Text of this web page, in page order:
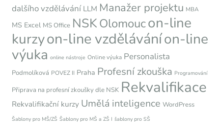
dalšího vzdělávání LLM Manažer projektu MBA
MS Excel MS Office NSKOlomoucon-line
kurzyon-line vzděláváníon-line
výuka online nástroje Online výuka Personalista
Podmolíková POVEZ II Praha Profesní zkouška Programování
Připrava na profesní zkoušky dle NSK Rekvalifikace
Rekvalifikační kurzy Umělá inteligence WordPress
Šablony pro MŠ/ZŠ Šablony pro MŠ a ZŠ I šablony pro SŠ